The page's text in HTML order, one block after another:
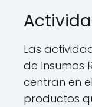
Las
de Insumos
centran en
productos